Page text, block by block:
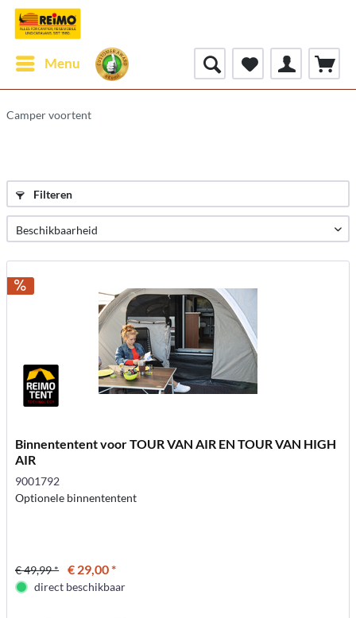
Menu
Camper voortent
Filteren
Binnententent voor TOUR VAN AIR EN TOUR VAN HIGH
AIR
9001792
Optionele binnententent
€ 49,99 * € 29,00 *
direct beschikbaar